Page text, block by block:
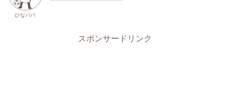
ひなパパ
スポンサードリンク